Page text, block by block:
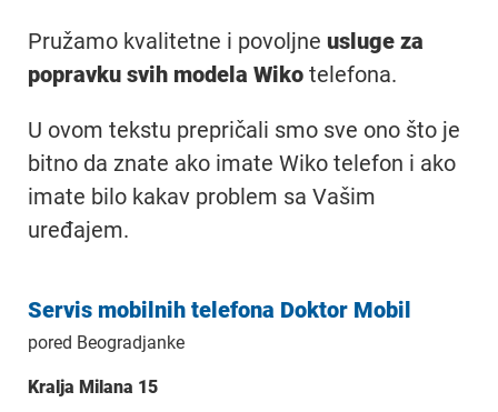
Pružamo kvalitetne i povoljne usluge za
popravku svih modela Wiko telefona.
U ovom tekstu prepričali smo sve ono što je
bitno da znate ako imate Wiko telefon i ako
imate bilo kakav problem sa Vašim
uređajem.
Servis mobilnih telefona Doktor Mobil
pored Beogradjanke
Kralja Milana 15